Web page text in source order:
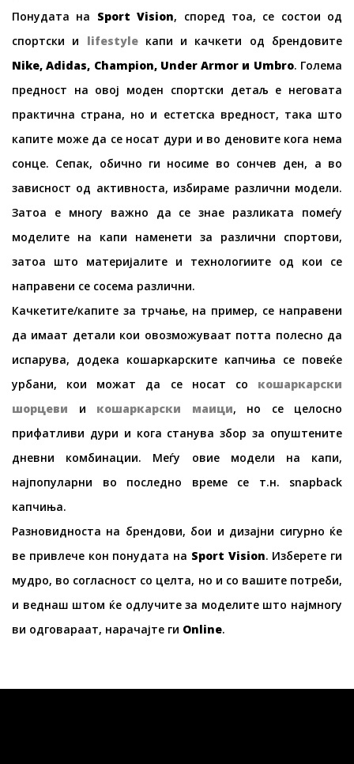
Понудата на Sport Vision, според тоа, се состои од
спортски и lifestyleкапи и качкети од брендовите
Nike, Adidas, Champion, Under Armor и Umbro. Голема
предност на овој моден спортски детаљ е неговата
практична страна, но и естетска вредност, така што
капите може да се носат дури и во деновите кога нема
сонце. Сепак, обично ги носиме во сончев ден, а во
зависност од активноста, избираме различни модели.
Затоа е многу важно да се знае разликата помеѓу
моделите на капи наменети за различни спортови,
затоа што материјалите и технологиите од кои се
направени се сосема различни.
Качкетите/капите за трчање, на пример, се направени
да имаат детали кои овозможуваат потта полесно да
испарува, додека кошаркарските капчиња се повеќе
урбани, кои можат да се носат со кошаркарски
шорцеви и кошаркарски маици, но се целосно
прифатливи дури и кога станува збор за опуштените
дневни комбинации. Меѓу овие модели на капи,
најпопуларни во последно време се т.н. snapback
капчиња.
Разновидноста на брендови, бои и дизајни сигурно ќе
ве привлече кон понудата на Sport Vision. Изберете ги
мудро, во согласност со целта, но и со вашите потреби,
и веднаш штом ќе одлучите за моделите што најмногу
ви одговараат, нарачајте ги Online.